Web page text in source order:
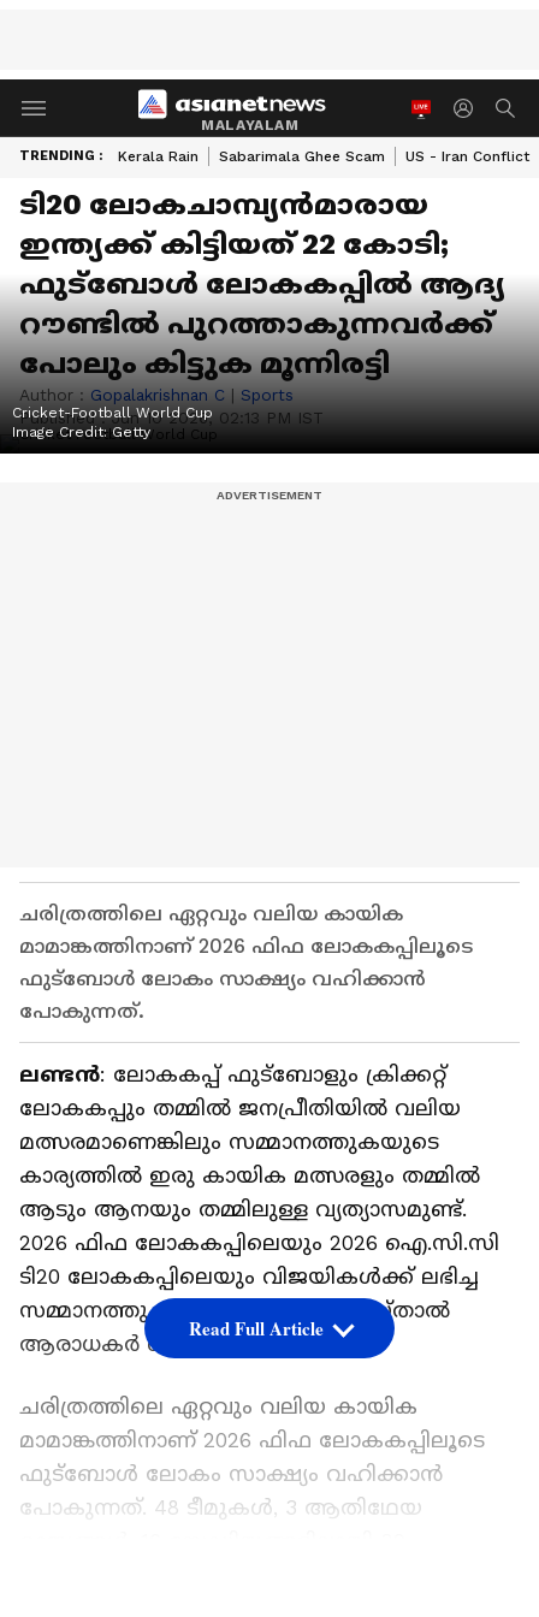
MALAYALAM
TRENDING : Kerala Rain Sabarimala Ghee Scam US - Iran Conflict
ടി20 ലോകചാമ്പ്യൻമാരായ
ഇന്ത്യക്ക് കിട്ടിയത് 22 കോടി;
ഫുട്ബോള്‍ ലോകകപ്പില്‍ ആദ്യ
റൗണ്ടിൽ പുറത്താകുന്നവര്‍ക്ക്
പോലും കിട്ടുക മൂന്നിരട്ടി
Author : Gopalakrishnan C | Sports
Published :Jun 10 2026, 02:13 PM IST
Cricket-Football World Cup
Image Credit:Getty
ചരിത്രത്തിലെ ഏറ്റവും വലിയ കായിക
മാമാങ്കത്തിനാണ് 2026 ഫിഫ ലോകകപ്പിലൂടെ
ഫുട്ബോൾ ലോകം സാക്ഷ്യം വഹിക്കാൻ
പോകുന്നത്.
ലണ്ടൻ: ലോകകപ്പ് ഫുട്ബോളും ക്രിക്കറ്റ്
ലോകകപ്പും തമ്മിൽ ജനപ്രീതിയിൽ വലിയ
മത്സരമാണെങ്കിലും സമ്മാനത്തുകയുടെ
കാര്യത്തിൽ ഇരു കായിക മത്സരളും തമ്മിൽ
ആടും ആനയും തമ്മിലുള്ള വ്യത്യാസമുണ്ട്.
2026 ഫിഫ ലോകകപ്പിലെയും 2026 ഐ.സി.സി
ടി20 ലോകകപ്പിലെയും വിജയികള്‍ക്ക് ലഭിച്ച
സമ്മാനത്തുകകൾ താരതമ്യം ചെയ്താൽ
ആരാധകര്‍ ശരിക്കും അമ്പരക്കും.
ചരിത്രത്തിലെ ഏറ്റവും വലിയ കായിക
മാമാങ്കത്തിനാണ് 2026 ഫിഫ ലോകകപ്പിലൂടെ
ഫുട്ബോൾ ലോകം സാക്ഷ്യം വഹിക്കാൻ
പോകുന്നത്. 48 ടീമുകൾ, 3 ആതിഥേയ
Read Full Article